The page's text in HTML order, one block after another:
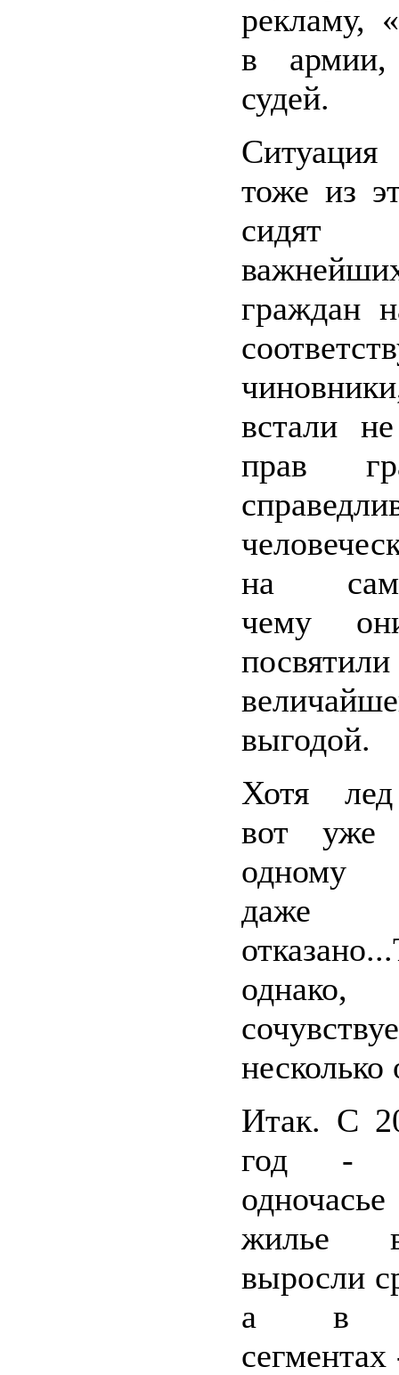
рекламу,
в армии,
судей.
тоже из
сидят
граждан
встали
прав
на
чему
выгодой.
Хотя лед
вот уже
одному
даже
несколько
Итак. С
год -
жилье
выросли
а в